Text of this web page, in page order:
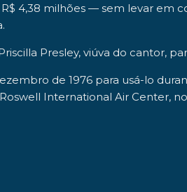
R$ 4,38 milhões — sem levar em
Presley, viúva do cantor,
de 1976 para usá-lo
Roswell International Air Center,